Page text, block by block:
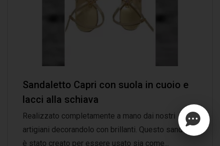
Sandaletto Capri con suola in cuoio e
lacci alla schiava
Realizzato completamente a mano dai nostri
artigiani decorandolo con brillanti. Questo sandalo
è stato creato per essere usato sia come...